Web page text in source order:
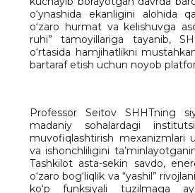
o‘ynashida ekanligini alohida
o‘zaro hurmat va kelishuvga
ruhi” tamoyillariga tayanib,
o‘rtasida hamjihatlikni
bartaraf etish uchun noyob
Professor Seitov SHHTning
madaniy sohalardagi
muvofiqlashtirish mexanizmlari
va ishonchliligini
Tashkilot asta-sekin savdo,
o‘zaro bog‘liqlik va “yashil”
ko‘p funksiyali tuzilmaga